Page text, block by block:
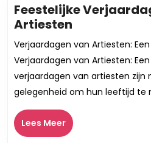
Feestelijke
Artiesten
van
Bekende
Artiesten
Verjaardagen van Artiesten:
Verjaardagen van Artiesten:
verjaardagen van artiesten zijn
gelegenheid om hun leeftijd te
Lees MeerLees
Meer